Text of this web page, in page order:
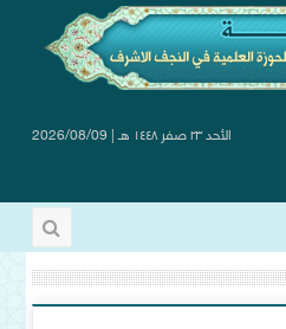
الأحد ٢٣ صفر ١٤٤٨ هـ | 2026/08/09